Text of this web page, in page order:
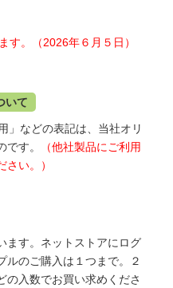
す。（2026年６月５日）
いて
」などの表記は、当社オリ
す。
（他社製品にご利用
い。）
ます。ネットストアにログ
ルのご購入は１つまで。２
の入数でお買い求めくださ